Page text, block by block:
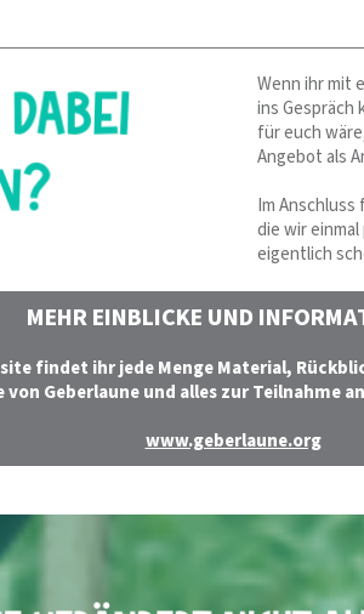
Wenn ihr mit
ins Gespräch
für euch
Angebot als
Im
die wir
eigentlich
MEHR EINBLICKE UND
findet ihr jede Menge Material,
von Geberlaune und alles zur Teilnahme
www.geberlaune.org